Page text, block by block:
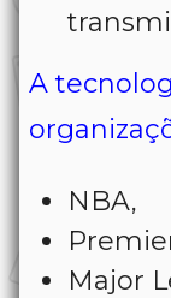
A
NBA,
Major